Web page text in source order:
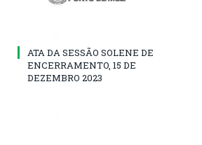
ATA DA SESSÃO SOLENE DE
ENCERRAMENTO, 15 DE
DEZEMBRO 2023